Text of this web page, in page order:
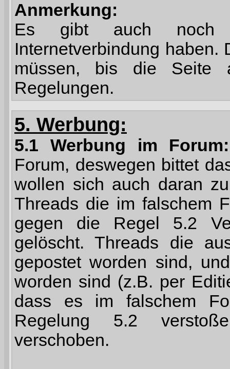
Anmerkung:
Es gibt auch noch
Internetverbindung haben.
müssen, bis die Seite
Regelungen.
5. Werbung:
5.1 Werbung im Forum:
Forum, deswegen bittet
wollen sich auch daran
Threads die im falschem
gegen die Regel 5.2
gelöscht. Threads die
gepostet worden sind,
worden sind (z.B. per
dass es im falschem
Regelung 5.2
verschoben.